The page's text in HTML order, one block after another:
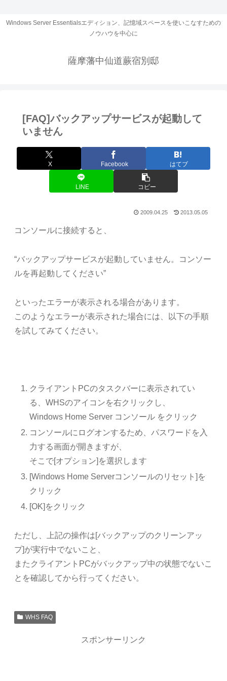
Windows Server Essentialsエディション、記憶域スペースを使いこなすための
ノウハウを中心に
薩摩藩中仙道蕨宿別邸
[FAQ]バックアップサービスが起動して
いません
X Facebook はてブ
LINE コピー
2009.04.25 2013.05.05
コンソールに接続すると、
“バックアップサービスが起動していません。コンソー
ルを再起動してください”
といったエラーが表示される場合があります。
このようなエラーが表示された場合には、以下の手順
を試してみてください。
クライアントPCのタスクバーに表示されてい
る、WHSのアイコンを右クリックし、
Windows Home Server コンソール をクリック
コンソールにログオンするため、パスワードを入
力する画面が開きますが、
そこで[オプション]を選択します
[Windows Home Serverコンソールのリセット]を
クリック
[OK]をクリック
ただし、上記の操作は[バックアップのクリーンアッ
プ]が実行中でないこと、
またクライアントPCがバックアップ中の状態でないこ
とを確認してから行ってください。
WHS FAQ
スポンサーリンク